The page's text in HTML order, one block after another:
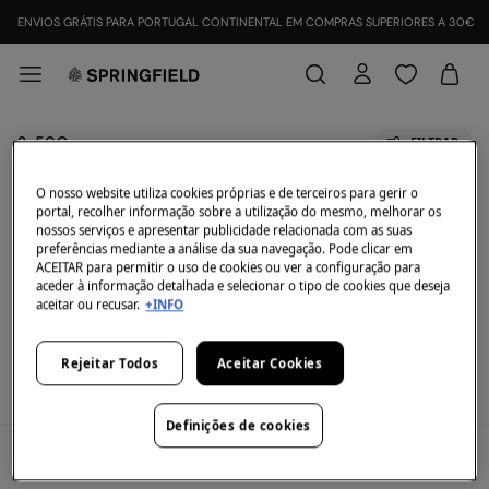
ENVIOS GRÁTIS PARA PORTUGAL CONTINENTAL EM COMPRAS SUPERIORES A 30€
2=50€ FILTRAR
Todos 2x60 2x55
Neste momento não temos artigos em stock da
categoria selecionada.
Mas não te preocupes, temos imensos artigos que
View legal terms and conditions and the validity of the promotion
O nosso website utiliza cookies próprias e de terceiros para gerir o
portal, recolher informação sobre a utilização do mesmo, melhorar os
nossos serviços e apresentar publicidade relacionada com as suas
preferências mediante a análise da sua navegação. Pode clicar em
ACEITAR para permitir o uso de cookies ou ver a configuração para
aceder à informação detalhada e selecionar o tipo de cookies que deseja
aceitar ou recusar. +INFO
Rejeitar Todos Aceitar Cookies
Definições de cookies